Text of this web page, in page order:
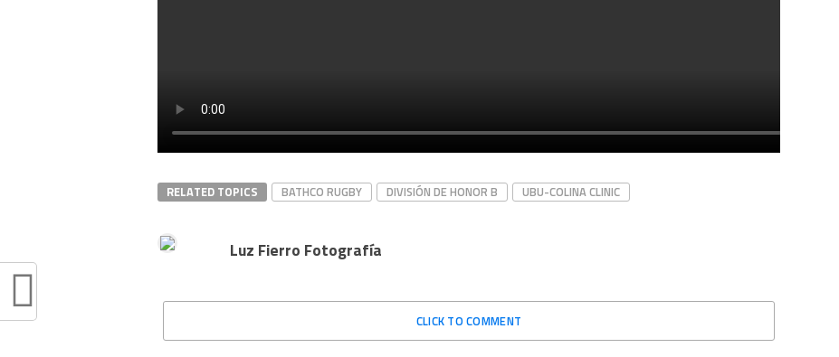
RELATED TOPICS BATHCO RUGBY DIVISIÓN DE HONOR B UBU-COLINA CLINIC
Luz Fierro Fotografía
CLICK TO COMMENT